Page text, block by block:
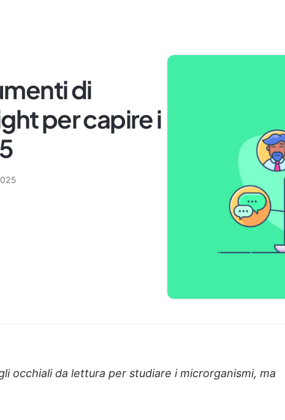
di
per capire i
occhiali da lettura per studiare i microrganismi, ma